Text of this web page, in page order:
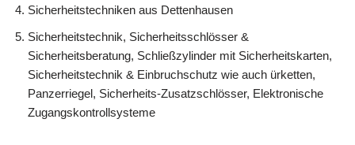
Sicherheitstechniken aus Dettenhausen
Sicherheitstechnik, Sicherheitsschlösser &
Sicherheitsberatung, Schließzylinder mit Sicherheitskarten,
Sicherheitstechnik & Einbruchschutz wie auch ürketten,
Panzerriegel, Sicherheits-Zusatzschlösser, Elektronische
Zugangskontrollsysteme